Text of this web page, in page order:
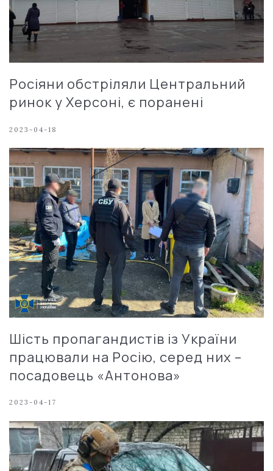
Росіяни обстріляли Центральний
ринок у Херсоні, є поранені
2023-04-18
Шість пропагандистів із України
працювали на Росію, серед них –
посадовець «Антонова»
2023-04-17